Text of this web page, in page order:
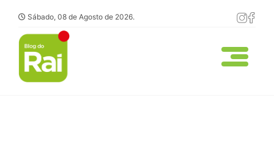
Sábado, 08 de Agosto de 2026.